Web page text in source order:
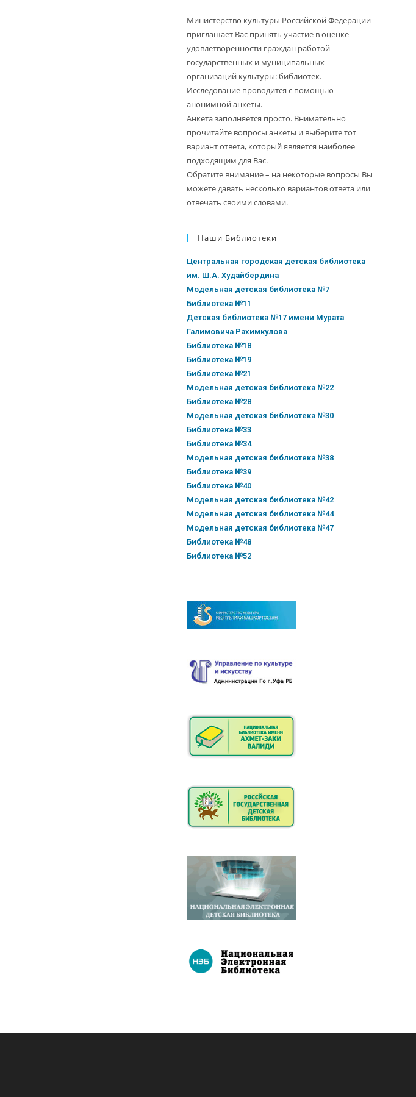
Министерство культуры Российской Федерации
приглашает Вас принять участие в оценке
удовлетворенности граждан работой
государственных и муниципальных
организаций культуры: библиотек.
Исследование проводится с помощью
анонимной анкеты.
Анкета заполняется просто. Внимательно
прочитайте вопросы анкеты и выберите тот
вариант ответа, который является наиболее
подходящим для Вас.
Обратите внимание – на некоторые вопросы Вы
можете давать несколько вариантов ответа или
отвечать своими словами.
Наши Библиотеки
Центральная городская детская библиотека
им. Ш.А. Худайбердина
Модельная детская библиотека №7
Библиотека №11
Детская библиотека №17 имени Мурата
Галимовича Рахимкулова
Библиотека №18
Библиотека №19
Библиотека №21
Модельная детская библиотека №22
Библиотека №28
Модельная детская библиотека №30
Библиотека №33
Библиотека №34
Модельная детская библиотека №38
Библиотека №39
Библиотека №40
Модельная детская библиотека №42
Модельная детская библиотека №44
Модельная детская библиотека №47
Библиотека №48
Библиотека №52